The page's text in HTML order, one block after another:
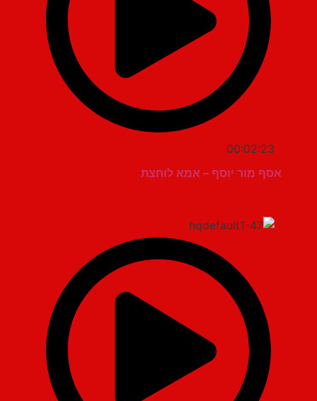
00:02:23
אסף מור יוסף – אמא לוחצת